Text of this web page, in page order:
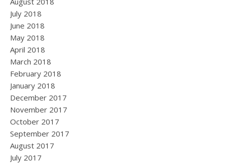
July 2018
June 2018
May 2018
April 2018
March 2018
February 2018
January 2018
December 2017
November 2017
October 2017
September 2017
August 2017
July 2017